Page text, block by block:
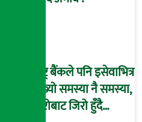
राष्ट्र बैंकले पनि इसेवाभित्र
देख्यो समस्या नै समस्या,
हिरोबाट जिरो हुँदै